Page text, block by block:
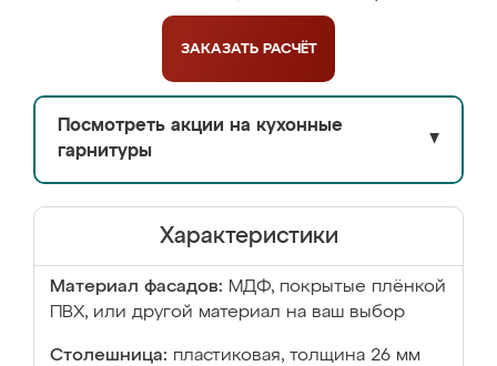
ЗАКАЗАТЬ РАСЧЁТ
Посмотреть акции на кухонные
гарнитуры
▼
Характеристики
Материал фасадов: МДФ, покрытые плёнкой
ПВХ, или другой материал на ваш выбор
Столешница: пластиковая, толщина 26 мм